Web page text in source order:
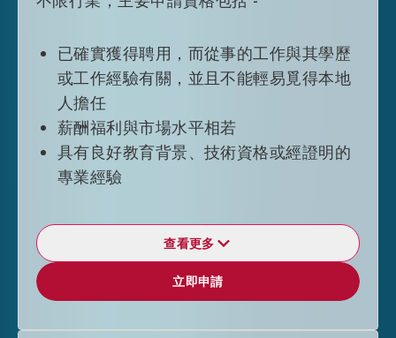
符合頂尖人才類別資格人士一般，會獲准
延期逗留五年而不受其他逗留條件限制。
企業家
透過一般就業政策獲准來港人士可以僱傭
36 個月而不受其他逗留條件限制。申請延
長逗留期限時，有關申請只會在申請人仍
然符合來港投資的申請資格的情況下才會
獲得考慮；成功申請者仍會以僱傭身份留
已確實獲得聘用，而從事的工作與其學歷
或工作經驗有關，並且不能輕易覓得本地
人擔任
薪酬福利與市場水平相若
具有良好教育背景、技術資格或經證明的
專業經驗
逗留期限
透過輸入內地人才計劃獲准來港人士可以
查看更多
立即申請
立即申請